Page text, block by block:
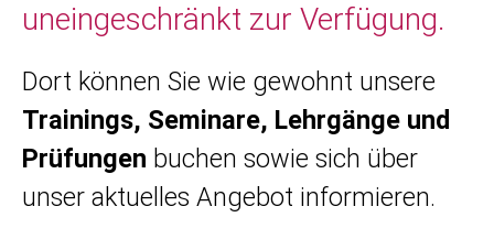
uneingeschränkt zur Verfügung.
Dort können Sie wie gewohnt unsere
Trainings, Seminare, Lehrgänge und
Prüfungen buchen sowie sich über
unser aktuelles Angebot informieren.